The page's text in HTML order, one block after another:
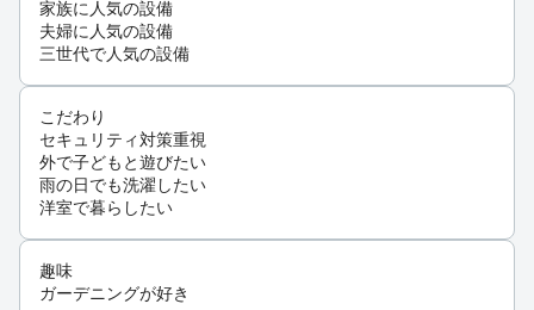
家族に人気の設備
夫婦に人気の設備
三世代で人気の設備
こだわり
セキュリティ対策重視
外で子どもと遊びたい
雨の日でも洗濯したい
洋室で暮らしたい
趣味
ガーデニングが好き